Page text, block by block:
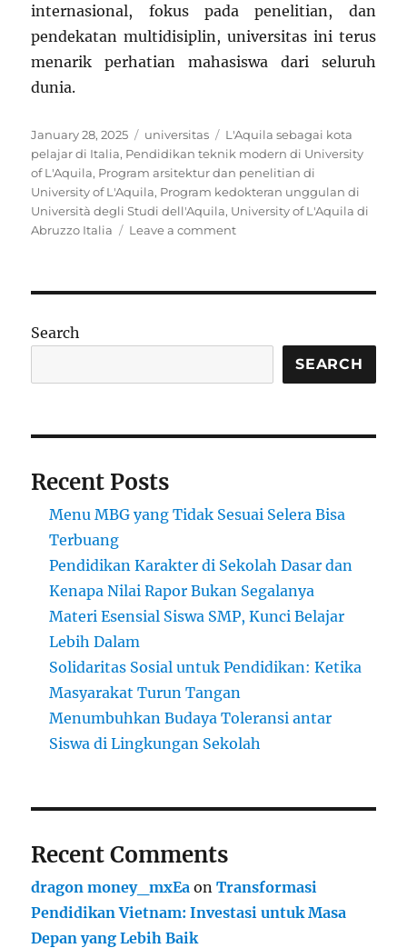
internasional, fokus pada penelitian, dan
pendekatan multidisiplin, universitas ini terus
menarik perhatian mahasiswa dari seluruh
dunia.
Posted
on
January 28, 2025 Categories
universitas Tags
L'Aquila sebagai kota
pelajar di Italia, Pendidikan teknik modern di University
of L'Aquila, Program arsitektur dan penelitian di
University of L'Aquila, Program kedokteran unggulan di
Università degli Studi dell'Aquila, University of L'Aquila di
Abruzzo Italia
Leave a commenton
di
Keindahan
Search
SEARCH
Recent Posts
Menu MBG yang Tidak Sesuai Selera Bisa
Terbuang
Pendidikan Karakter di Sekolah Dasar dan
Kenapa Nilai Rapor Bukan Segalanya
Materi Esensial Siswa SMP, Kunci Belajar
Lebih Dalam
Solidaritas Sosial untuk Pendidikan: Ketika
Masyarakat Turun Tangan
Menumbuhkan Budaya Toleransi antar
Siswa di Lingkungan Sekolah
Recent Comments
dragon money_mxEa onTransformasi
Pendidikan Vietnam: Investasi untuk Masa
Depan yang Lebih Baik